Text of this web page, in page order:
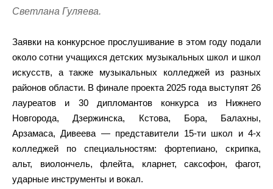
Светлана Гуляева.
Заявки на конкурсное прослушивание в этом году подали
около сотни учащихся детских музыкальных школ и школ
искусств, а также музыкальных колледжей из разных
районов области. В финале проекта 2025 года выступят 26
лауреатов и 30 дипломантов конкурса из Нижнего
Новгорода, Дзержинска, Кстова, Бора, Балахны,
Арзамаса, Дивеева — представители 15-ти школ и 4-х
колледжей по специальностям: фортепиано, скрипка,
альт, виолончель, флейта, кларнет, саксофон, фагот,
ударные инструменты и вокал.